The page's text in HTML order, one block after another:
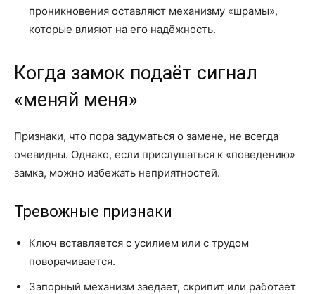
проникновения оставляют механизму «шрамы»,
которые влияют на его надёжность.
Когда замок подаёт сигнал
«меняй меня»
Признаки, что пора задуматься о замене, не всегда
очевидны. Однако, если прислушаться к «поведению»
замка, можно избежать неприятностей.
Тревожные признаки
Ключ вставляется с усилием или с трудом
поворачивается.
Запорный механизм заедает, скрипит или работает